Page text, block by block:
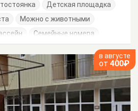
Детская площадка
Можно с животными
Семейные номера
в августе
от 400₽